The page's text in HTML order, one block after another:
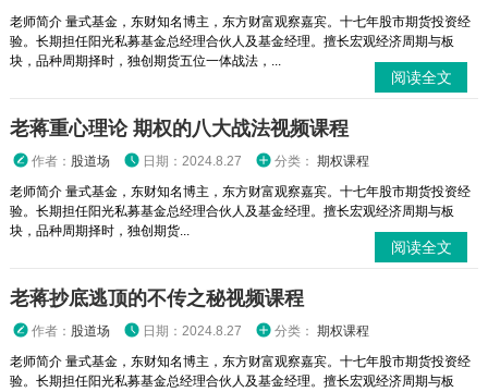
老师简介 量式基金，东财知名博主，东方财富观察嘉宾。十七年股市期货投资经
验。长期担任阳光私募基金总经理合伙人及基金经理。擅长宏观经济周期与板
块，品种周期择时，独创期货五位一体战法，...
阅读全文
老蒋重心理论 期权的八大战法视频课程
作者： 股道场 日期：2024.8.27 分类： 期权课程
老师简介 量式基金，东财知名博主，东方财富观察嘉宾。十七年股市期货投资经
验。长期担任阳光私募基金总经理合伙人及基金经理。擅长宏观经济周期与板
块，品种周期择时，独创期货...
阅读全文
老蒋抄底逃顶的不传之秘视频课程
作者： 股道场 日期：2024.8.27 分类： 期权课程
老师简介 量式基金，东财知名博主，东方财富观察嘉宾。十七年股市期货投资经
验。长期担任阳光私募基金总经理合伙人及基金经理。擅长宏观经济周期与板